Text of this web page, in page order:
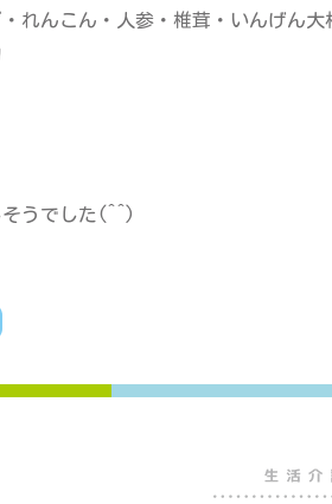
れんこん・人参・椎茸・いんげん
うでした(^^)